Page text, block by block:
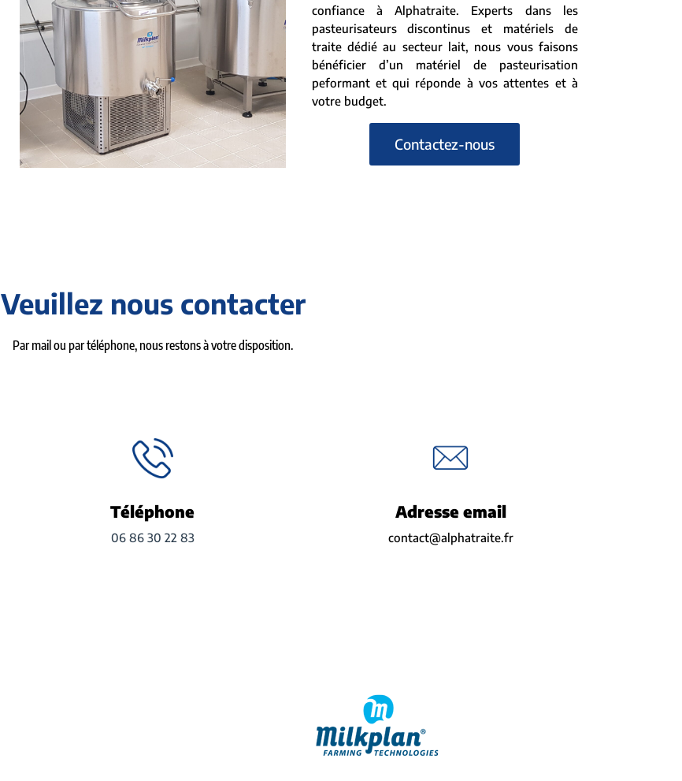
confiance à Alphatraite. Experts dans les
pasteurisateurs discontinus et matériels de
traite dédié au secteur lait, nous vous faisons
bénéficier d’un matériel de pasteurisation
peformant et qui réponde à vos attentes et à
votre budget.
Contactez-nous
Veuillez nous contacter
Par mail ou par téléphone, nous restons à votre disposition.
Téléphone
06 86 30 22 83
Adresse email
contact@alphatraite.fr